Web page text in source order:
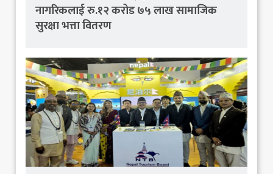
नागरिकलाई रु.१२ करोड ७५ लाख सामाजिक
सुरक्षा भत्ता वितरण